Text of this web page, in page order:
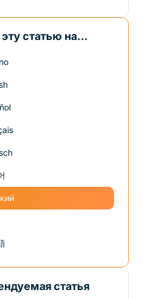
эту статью на...
статья